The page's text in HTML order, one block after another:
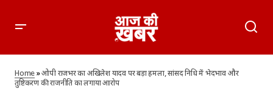
और तुष्टिकरण की राजनीति का लगाया आरोप
Home»ओपी राजभर का अखिलेश यादव पर बड़ा हमला, सांसद निधि में भेदभाव और
तुष्टिकरण की राजनीति का लगाया आरोप